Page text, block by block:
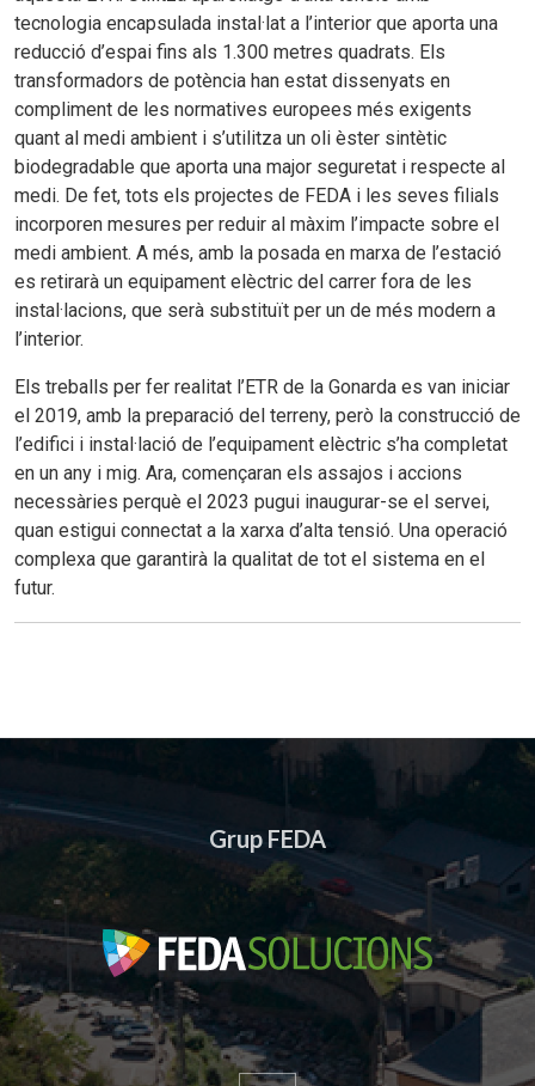
tecnologia encapsulada instal·lat a l’interior que aporta una
reducció d’espai fins als 1.300 metres quadrats. Els
transformadors de potència han estat dissenyats en
compliment de les normatives europees més exigents
quant al medi ambient i s’utilitza un oli èster sintètic
biodegradable que aporta una major seguretat i respecte al
medi. De fet, tots els projectes de FEDA i les seves filials
incorporen mesures per reduir al màxim l’impacte sobre el
medi ambient. A més, amb la posada en marxa de l’estació
es retirarà un equipament elèctric del carrer fora de les
instal·lacions, que serà substituït per un de més modern a
l’interior.
Els treballs per fer realitat l’ETR de la Gonarda es van iniciar
el 2019, amb la preparació del terreny, però la construcció de
l’edifici i instal·lació de l’equipament elèctric s’ha completat
en un any i mig. Ara, començaran els assajos i accions
necessàries perquè el 2023 pugui inaugurar-se el servei,
quan estigui connectat a la xarxa d’alta tensió. Una operació
complexa que garantirà la qualitat de tot el sistema en el
futur.
Grup FEDA